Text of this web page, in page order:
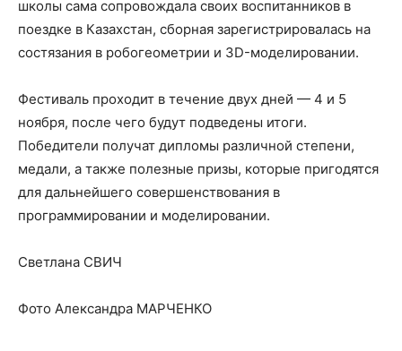
школы сама сопровождала своих воспитанников в
поездке в Казахстан, сборная зарегистрировалась на
состязания в робогеометрии и 3D-моделировании.
Фестиваль проходит в течение двух дней — 4 и 5
ноября, после чего будут подведены итоги.
Победители получат дипломы различной степени,
медали, а также полезные призы, которые пригодятся
для дальнейшего совершенствования в
программировании и моделировании.
Светлана СВИЧ
Фото Александра МАРЧЕНКО